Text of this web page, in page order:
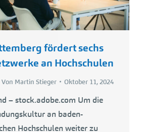
fördert sechs
an Hochschulen
Von Martin Stieger Oktober 11, 2024
– stock.adobe.com Um die
an baden-
Hochschulen weiter zu